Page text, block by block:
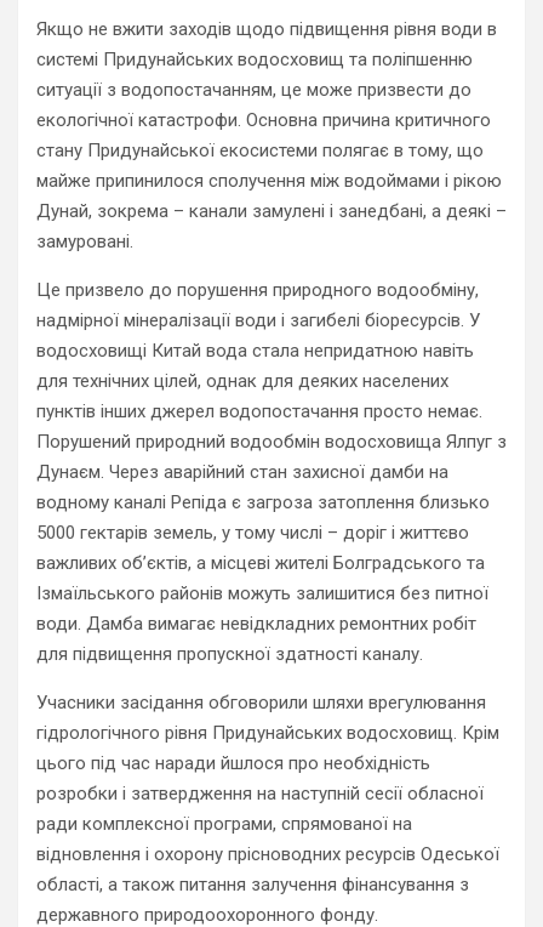
Якщо не вжити заходів щодо підвищення рівня води в
системі Придунайських водосховищ та поліпшенню
ситуації з водопостачанням, це може призвести до
екологічної катастрофи. Основна причина критичного
стану Придунайської екосистеми полягає в тому, що
майже припинилося сполучення між водоймами і рікою
Дунай, зокрема – канали замулені і занедбані, а деякі –
замуровані.
Це призвело до порушення природного водообміну,
надмірної мінералізації води і загибелі біоресурсів. У
водосховищі Китай вода стала непридатною навіть
для технічних цілей, однак для деяких населених
пунктів інших джерел водопостачання просто немає.
Порушений природний водообмін водосховища Ялпуг з
Дунаєм. Через аварійний стан захисної дамби на
водному каналі Репіда є загроза затоплення близько
5000 гектарів земель, у тому числі – доріг і життєво
важливих об’єктів, а місцеві жителі Болградського та
Ізмаїльського районів можуть залишитися без питної
води. Дамба вимагає невідкладних ремонтних робіт
для підвищення пропускної здатності каналу.
Учасники засідання обговорили шляхи врегулювання
гідрологічного рівня Придунайських водосховищ. Крім
цього під час наради йшлося про необхідність
розробки і затвердження на наступній сесії обласної
ради комплексної програми, спрямованої на
відновлення і охорону прісноводних ресурсів Одеської
області, а також питання залучення фінансування з
державного природоохоронного фонду.